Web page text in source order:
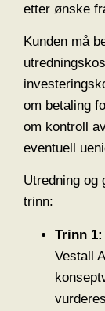
etter ønske
Kunden må
om betaling
om kontroll
eventuell
Utredning og
trinn:
Trinn
Vestall